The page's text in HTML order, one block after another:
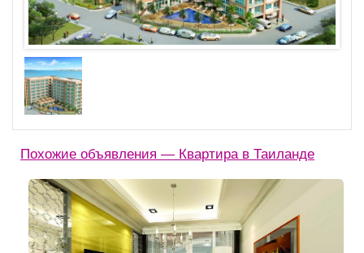
Похожие объявления — Квартира в Таиланде